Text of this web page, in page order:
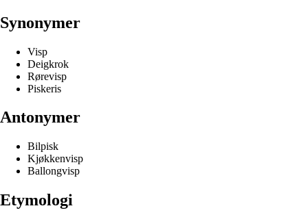
Synonymer
Visp
Deigkrok
Rørevisp
Piskeris
Antonymer
Bilpisk
Kjøkkenvisp
Ballongvisp
Etymologi